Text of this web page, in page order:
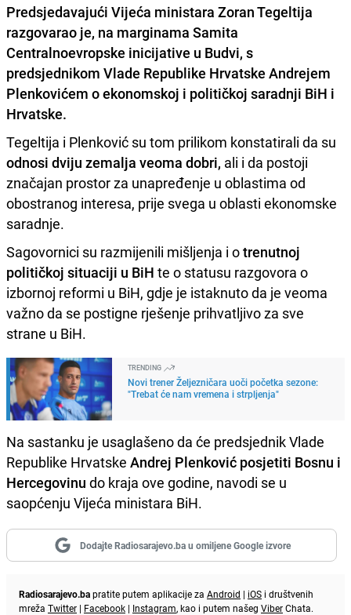
Predsjedavajući Vijeća ministara Zoran Tegeltija
razgovarao je, na marginama Samita
Centralnoevropske inicijative u Budvi, s
predsjednikom Vlade Republike Hrvatske Andrejem
Plenkovićem o ekonomskoj i političkoj saradnji BiH i
Hrvatske.
Tegeltija i Plenković su tom prilikom konstatirali da su
odnosi dviju zemalja veoma dobri, ali i da postoji
značajan prostor za unapređenje u oblastima od
obostranog interesa, prije svega u oblasti ekonomske
saradnje.
Sagovornici su razmijenili mišljenja i otrenutnoj
političkoj situaciji u BiH te o statusu razgovora o
izbornoj reformi u BiH, gdje je istaknuto da je veoma
važno da se postigne rješenje prihvatljivo za sve
strane u BiH.
TRENDING
Novi trener Željezničara uoči početka sezone:
"Trebat će nam vremena i strpljenja"
Na sastanku je usaglašeno da će predsjednik Vlade
Republike Hrvatske Andrej Plenković posjetiti Bosnu i
Hercegovinu do kraja ove godine, navodi se u
saopćenju Vijeća ministara BiH.
Dodajte Radiosarajevo.ba u omiljene Google izvore
Radiosarajevo.bapratite putem aplikacije za Android | iOS i društvenih
mreža Twitter | Facebook | Instagram, kao i putem našeg ViberChata.